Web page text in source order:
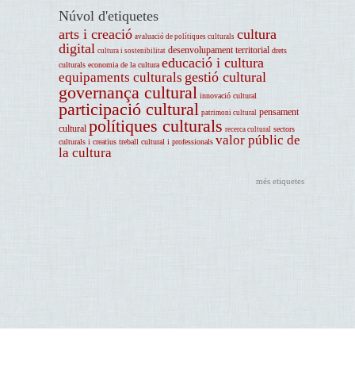
Núvol d'etiquetes
arts i creació avaluació de polítiques culturals cultura
digital cultura i sostenibilitat desenvolupament territorial drets
culturals economia de la cultura educació i cultura
equipaments culturals gestió cultural
governança cultural innovació cultural
participació cultural patrimoni cultural pensament
cultural polítiques culturals recerca cultural sectors
culturals i creatius treball cultural i professionals valor públic de
la cultura
més etiquetes